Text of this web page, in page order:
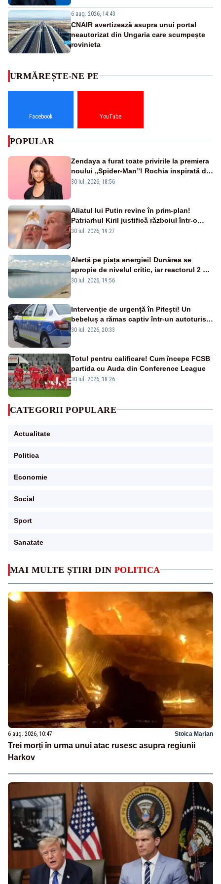
6 aug. 2026, 14:43
CNAIR avertizează asupra unui portal
neautorizat din Ungaria care scumpește
rovinieta
MAI MULTE ȘTIRI DIN POLITICA
6 aug. 2026, 10:47 Stoica Marian
Trei morți în urma unui atac rusesc asupra regiunii
Harkov
URMĂREȘTE-NE PE
Facebook YouTube
POPULAR
Zendaya a furat toate privirile la premiera
noului „Spider-Man”! Rochia inspirată de
pânza de păianjen a făcut senzație
30 iul. 2026, 18:56
Aliatul lui Putin revine în prim-plan!
Patriarhul Kiril justifică războiul într-o
nouă carte
30 iul. 2026, 19:27
Alertă pe piața energiei! Dunărea se
apropie de nivelul critic, iar reactorul 2 de
la Cernavodă ar putea fi oprit
30 iul. 2026, 19:56
Intervenție de urgență în Pitești! Un
bebeluș a rămas captiv într-un autoturism
din cauza unei defecțiuni
30 iul. 2026, 20:33
Totul pentru calificare! Cum începe FCSB
partida cu Auda din Conference League
30 iul. 2026, 18:26
CATEGORII POPULARE
Actualitate
Politica
Economie
Social
Sport
Sanatate